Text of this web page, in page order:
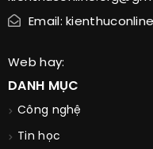
Email:
Web hay:
DANH MỤC
Công nghệ
Tin học